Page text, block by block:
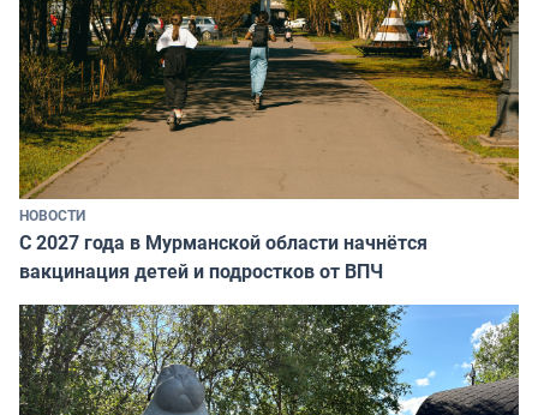
НОВОСТИ
С 2027 года в Мурманской области начнётся
вакцинация детей и подростков от ВПЧ